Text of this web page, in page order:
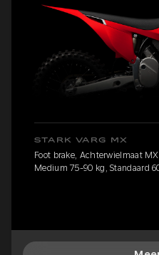
STARK VARG MX
Foot brake, Achterwielmaat
Medium 75-90 kg, Standaard